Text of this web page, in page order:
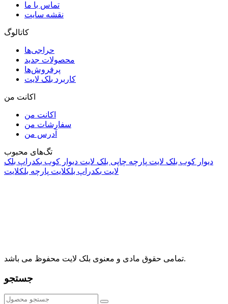
تماس با ما
نقشه سایت
کاتالوگ
حراجی‌ها
محصولات جدید
پرفروش‌ها
کاربرد بلک لایت
اکانت من
اکانت من
سفارشات من
آدرس من
تگ‌های محبوب
دیوار کوب بلک لایت پارچه چاپی بلک لایت دیوار کوب بکدراپ بلک
لایت بکدراپ بلکلایت پارچه بلکلایت
تمامی حقوق مادی و معنوی بلک لایت محفوظ می باشد.
جستجو